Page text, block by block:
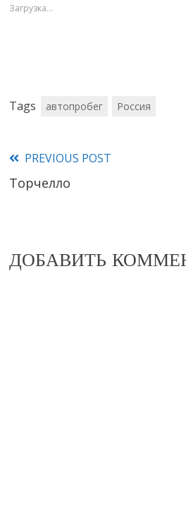
Загрузка...
Tags автопробег Россия
Read
more
PREVIOUS POST
Торчелло
ДОБАВИТЬ